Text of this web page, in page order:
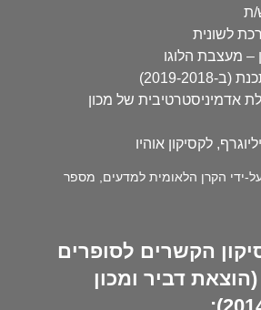
ת
לשונית
– מעצבת הלוגו
2018)
אדמיניסטרטיבית של מכון
לקסיקון אוהיו
ידי הקרן הלאומית למדעים, מספר
הקשרים לסופרים
דביר ומכון